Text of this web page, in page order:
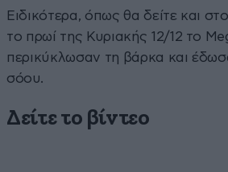
Ειδικότερα, όπως θα δείτε και
το πρωί της Κυριακής 12/12 το
περικύκλωσαν τη βάρκα και
σόου.
Δείτε το βίντεο